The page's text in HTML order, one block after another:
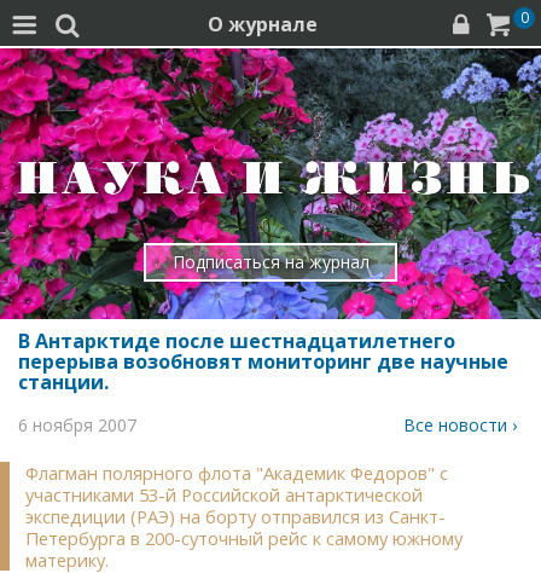
  О журнале   0
Подписаться на журнал
В Антарктиде после шестнадцатилетнего
перерыва возобновят мониторинг две научные
станции.
6 ноября 2007 Все новости ›
Флагман полярного флота "Академик Федоров" с
участниками 53-й Российской антарктической
экспедиции (РАЭ) на борту отправился из Санкт-
Петербурга в 200-суточный рейс к самому южному
материку.